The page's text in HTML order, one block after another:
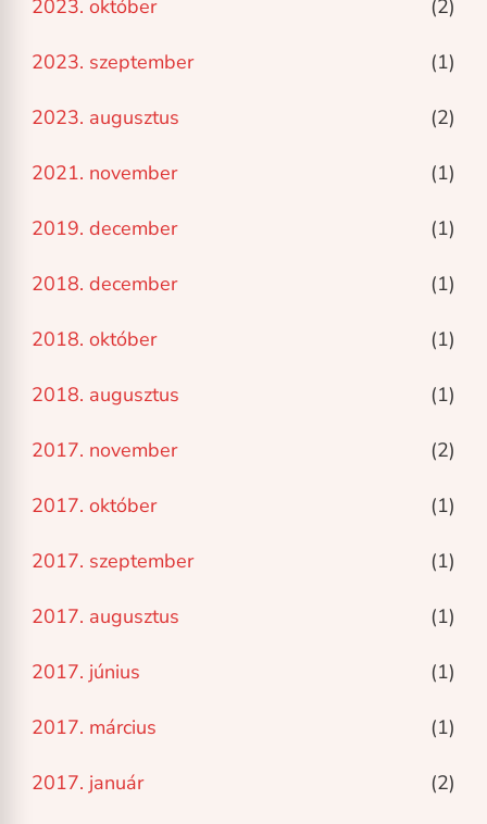
2023. október (2)
2023. szeptember (1)
2023. augusztus (2)
2021. november (1)
2019. december (1)
2018. december (1)
2018. október (1)
2018. augusztus (1)
2017. november (2)
2017. október (1)
2017. szeptember (1)
2017. augusztus (1)
2017. június (1)
2017. március (1)
2017. január (2)